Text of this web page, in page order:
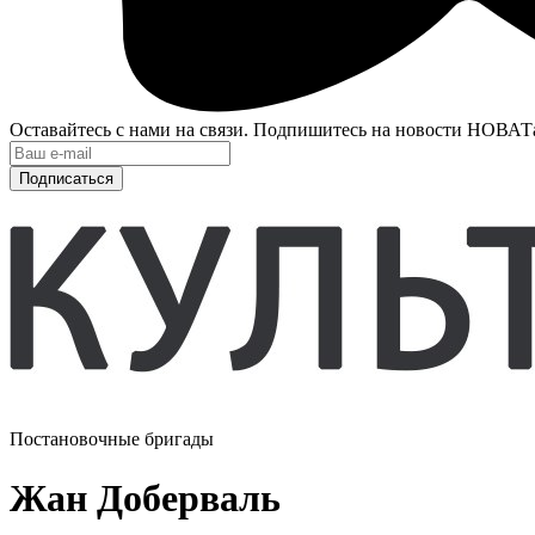
Оставайтесь с нами на связи. Подпишитесь на новости
Подписаться
Постановочные бригады
Жан Доберваль